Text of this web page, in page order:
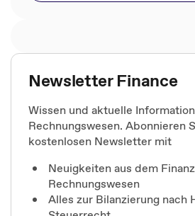
Newsletter Finance
Wissen und aktuelle
Rechnungswesen. Abonnieren
kostenlosen Newsletter mit
Neuigkeiten aus dem
Rechnungswesen
Alles zur Bilanzierung nach